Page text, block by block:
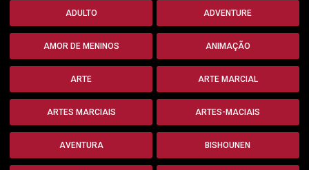
ADULTO ADVENTURE
AMOR DE MENINOS ANIMAÇÃO
ARTE ARTE MARCIAL
ARTES MARCIAIS ARTES-MACIAIS
AVENTURA BISHOUNEN